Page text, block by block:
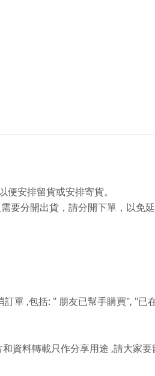
便安排留貨或安排寄貨。
要分開出貨，請分開下單，以免延
訂單 ,包括: " 朋友已幫手購買", "已
和資料轉載只作分享用途 ,請大家要